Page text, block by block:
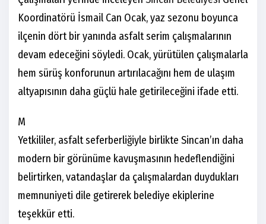
Koordinatörü İsmail Can Ocak, yaz sezonu boyunca
ilçenin dört bir yanında asfalt serim çalışmalarının
devam edeceğini söyledi. Ocak, yürütülen çalışmalarla
hem sürüş konforunun artırılacağını hem de ulaşım
altyapısının daha güçlü hale getirileceğini ifade etti.
M
Yetkililer, asfalt seferberliğiyle birlikte Sincan’ın daha
modern bir görünüme kavuşmasının hedeflendiğini
belirtirken, vatandaşlar da çalışmalardan duydukları
memnuniyeti dile getirerek belediye ekiplerine
teşekkür etti.